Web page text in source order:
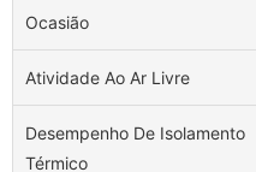
Ocasião
Atividade Ao Ar Livre
Desempenho De Isolamento
Térmico